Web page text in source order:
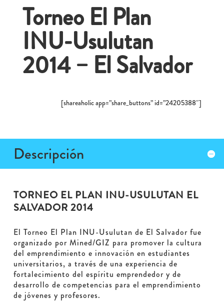
Torneo El Plan
INU-Usulutan
2014 – El Salvador
[shareaholic app=”share_buttons” id=”24205388″]
Descripción
TORNEO EL PLAN INU-USULUTAN EL
SALVADOR 2014
El Torneo El Plan INU-Usulutan de El Salvador fue
organizado por Mined/GIZ para promover la cultura
del emprendimiento e innovación en estudiantes
universitarios, a través de una experiencia de
fortalecimiento del espíritu emprendedor y de
desarrollo de competencias para el emprendimiento
de jóvenes y profesores.